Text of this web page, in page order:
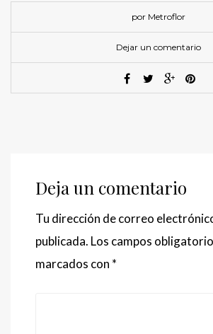
por Metroflor
Dejar un comentario
Deja un comentario
Tu dirección de correo
publicada. Los campos
marcados con *